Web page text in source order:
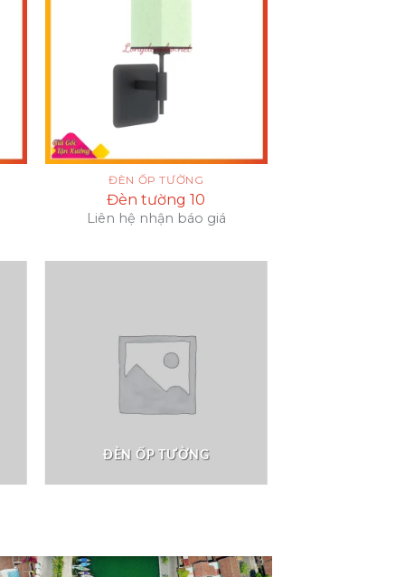
ĐÈN ỐP TƯỜNG
Đèn tường 10
Liên hệ nhận báo giá
ĐÈN ỐP TƯỜNG